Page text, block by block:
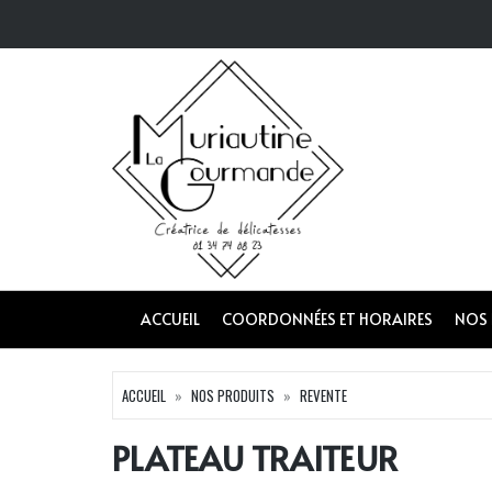
ACCUEIL COORDONNÉES ET HORAIRES NOS
ACCUEIL NOS PRODUITS REVENTE
PLATEAU TRAITEUR